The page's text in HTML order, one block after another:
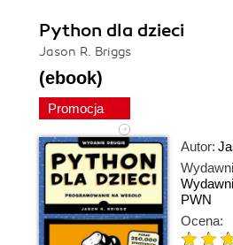
Python dla dzieci
Jason R. Briggs
(ebook)
Promocja
Autor:
PWN
Ocena: